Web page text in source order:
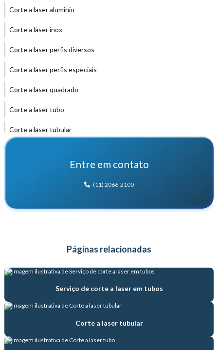
Corte a laser aluminio
Corte a laser inox
Corte a laser perfis diversos
Corte a laser perfis especiais
Corte a laser quadrado
Corte a laser tubo
Corte a laser tubular
Distribuidor de tubo hidráulico
Distribuidora de tubos de aço
Empresa de produção de tubos de aço
Empresa de venda de tubos de aço
Estampagem de tubo trefilado
Fábrica de tubos de aço
Fábrica de tubos hidráulicos
Entre em contato
(11) 2066-2100
Páginas relacionadas
Serviço de corte a laser em tubos
Corte a laser tubular